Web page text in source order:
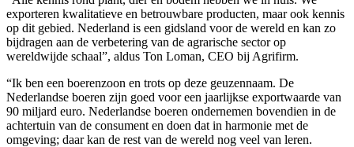
exporteren kwalitatieve en betrouwbare producten, maar ook kennis
op dit gebied. Nederland is een gidsland voor de wereld en kan zo
bijdragen aan de verbetering van de agrarische sector op
wereldwijde schaal”, aldus Ton Loman, CEO bij Agrifirm.
“Ik ben een boerenzoon en trots op deze geuzennaam. De
Nederlandse boeren zijn goed voor een jaarlijkse exportwaarde van
90 miljard euro. Nederlandse boeren ondernemen bovendien in de
achtertuin van de consument en doen dat in harmonie met de
omgeving; daar kan de rest van de wereld nog veel van leren.